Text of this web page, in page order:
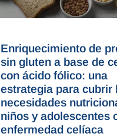
Enriquecimiento de
sin gluten a base de
con ácido fólico: una
estrategia para cubrir
necesidades
niños y adolescentes
enfermedad celíaca